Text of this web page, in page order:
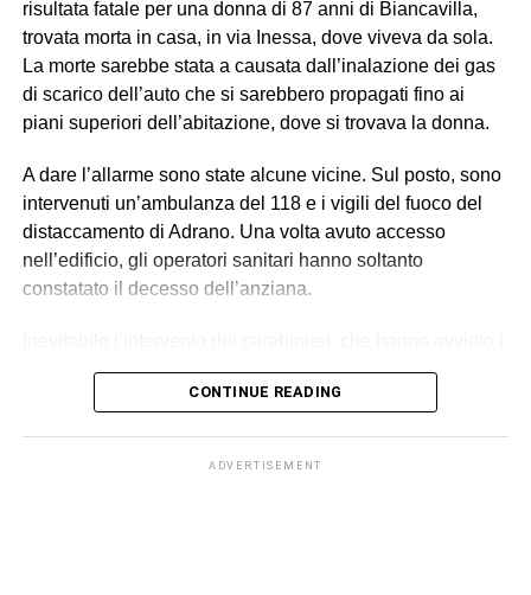
ordini e svolgevano funzioni di controllo sul campo,
vigilando sull’attività dei lavoratori, imponendo ritmi e
carichi sproporzionati con “modalità intimidatorie”. Erano
loro a gestire anche l’alloggio fatiscente (privo di luce e
acqua) imposto ai lavoratori, trattenendone le somme
allontanarli se non avessero accettato tali condizioni,
contribuendo così a mantenere le condizioni di
sfruttamento e dipendenza economica e abitativa.
© RIPRODUZIONE RISERVATA
risultata fatale per una donna di 87 anni di Biancavilla,
trovata morta in casa, in via Inessa, dove viveva da sola.
La morte sarebbe stata a causata dall’inalazione dei gas
di scarico dell’auto che si sarebbero propagati fino ai
piani superiori dell’abitazione, dove si trovava la donna.
A dare l’allarme sono state alcune vicine. Sul posto, sono
intervenuti un’ambulanza del 118 e i vigili del fuoco del
distaccamento di Adrano. Una volta avuto accesso
nell’edificio, gli operatori sanitari hanno soltanto
constatato il decesso dell’anziana.
necessari accertamenti. La ricostruzione dei fatti, al
momento, suggerisce l’ipotesi della disgrazia: il motore
CONTINUE READING
ADVERTISEMENT